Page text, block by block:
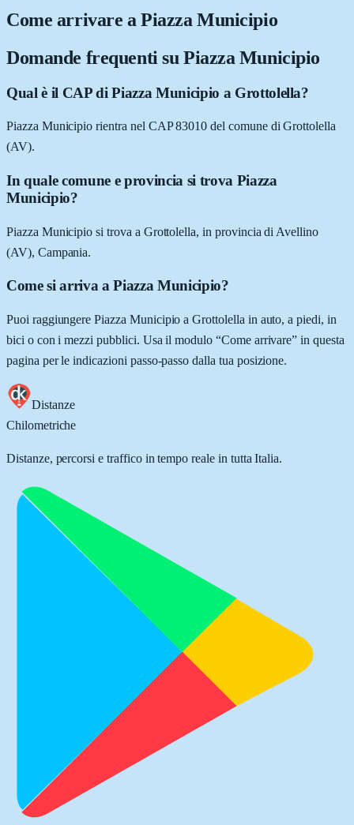
Come arrivare aPiazza Municipio
Domande frequenti su Piazza Municipio
Qual è il CAP di Piazza Municipio a Grottolella?
Piazza Municipio rientra nel CAP 83010 del comune di Grottolella
(AV).
In quale comune e provincia si trova Piazza
Municipio?
Piazza Municipio si trova a Grottolella, in provincia di Avellino
(AV), Campania.
Come si arriva a Piazza Municipio?
Puoi raggiungere Piazza Municipio a Grottolella in auto, a piedi, in
bici o con i mezzi pubblici. Usa il modulo “Come arrivare” in questa
pagina per le indicazioni passo-passo dalla tua posizione.
Distanze
Chilometriche
Distanze, percorsi e traffico in tempo reale in tutta Italia.